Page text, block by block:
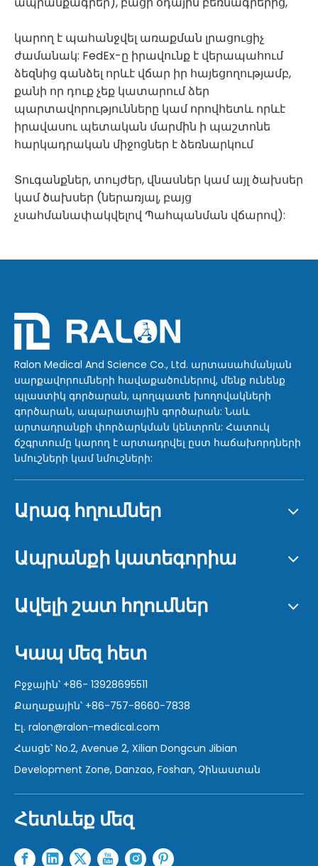
կարող է պահանջվել առաքման լրացուցիչ
ժամանակ: FedEx-ը իրավունք է վերապահում
ձեզնից գանձել որևէ վճար իր հայեցողությամբ,
քանի որ դուք չեք կատարում ձեր
պարտավորությունները կամ որովհետև որևէ
իրավասու պետական ​​մարմին ի պաշտոնե
հարկադրական միջոցներ է ձեռնարկում
Տուգանքներ, տույժեր, վնասներ կամ այլ ծախսեր
կամ ծախսեր (ներառյալ, բայց
չսահմանափակվելով Պահպանման վճարով):
Ralon Medical And Science Co., Ltd. արտասահմանյան
սարքավորումների հավաքածուներով, մենք ունենք
պլաստիկ գործարան, պողպատե խողովակների
գործարան, ապարատային գործարան: Նաև
արտադրանքի փորձարկման կենտրոն: Հատուկ
ճշգրտումը կարող է արտադրվել ըստ հաճախորդների
նմուշների կամ նմուշների:
Արագ հղումներ
Ապրանքի կատեգորիա
Ավելի շատ հղումներ
Կապ մեզ հետ
Բջջային՝ +86- 13928695511
Քաղաքային՝ +86-757-8660-7838
Էլ. ralon@ralon-medical.com
Հասցե՝ No.2, Avenue 2, Xilian Dongcun Jibian
Development Zone, Danzao, Foshan, Չինաստան
Հետևեք մեզ